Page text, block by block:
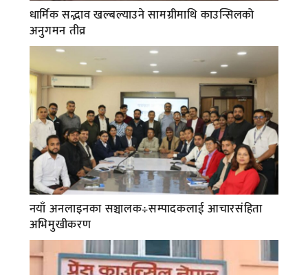
धार्मिक सद्भाव खल्बल्याउने सामग्रीमाथि काउन्सिलको
अनुगमन तीव्र
नयाँ अनलाइनका सञ्चालक÷सम्पादकलाई आचारसंहिता
अभिमुखीकरण